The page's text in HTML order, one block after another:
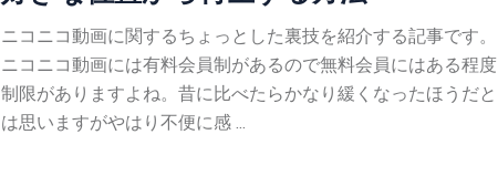
ニコニコ動画に関するちょっとした裏技を紹介する記事です。
ニコニコ動画には有料会員制があるので無料会員にはある程度
制限がありますよね。昔に比べたらかなり緩くなったほうだと
は思いますがやはり不便に感 ...